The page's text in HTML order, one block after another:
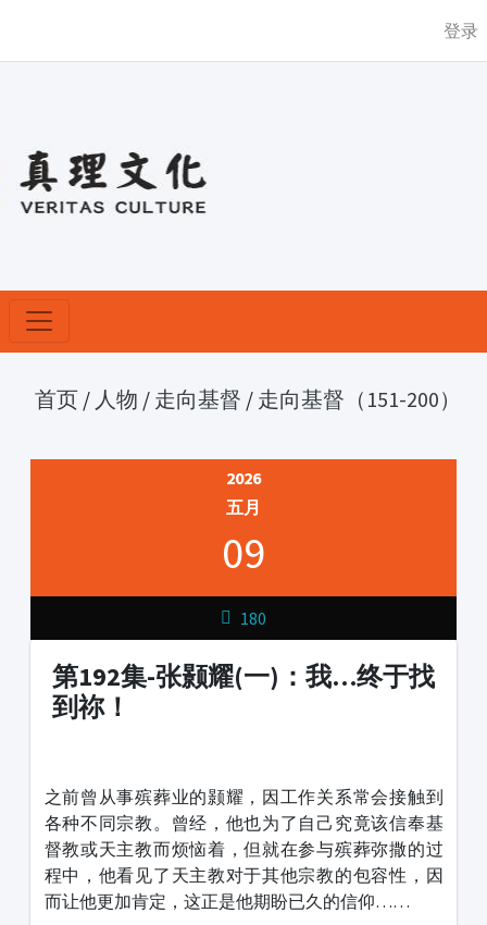
登录
首页 / 人物 / 走向基督 / 走向基督（151-200）
2026
五月
09
180
第192集-张颢耀(一)：我…终于找
到祢！
之前曾从事殡葬业的颢耀，因工作关系常会接触到
各种不同宗教。曾经，他也为了自己究竟该信奉基
督教或天主教而烦恼着，但就在参与殡葬弥撒的过
程中，他看见了天主教对于其他宗教的包容性，因
而让他更加肯定，这正是他期盼已久的信仰……